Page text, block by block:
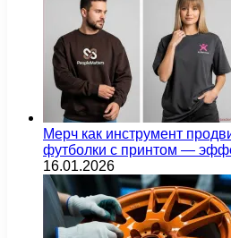
Мерч как инструмент
футболки с принтом —
16.01.2026